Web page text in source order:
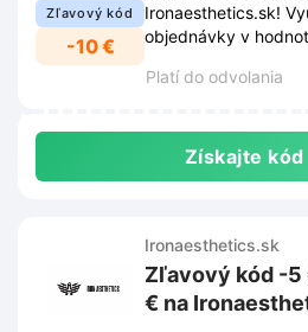
Zľavový kód
-10 €
Ironaesthetics.sk!
objednávky v
Platí do odvolania
Získajte kód
Ironaesthetics.sk
Zľavový kód -5
€ na